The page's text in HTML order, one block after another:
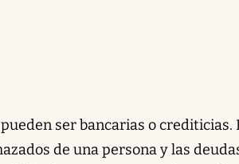
ser bancarias o crediticias.
de una persona y las